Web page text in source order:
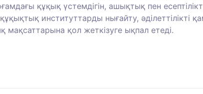
құқық үстемдігін, ашықтық пен
институттарды нығайту, әділеттілікті
қол жеткізуге ықпал етеді.